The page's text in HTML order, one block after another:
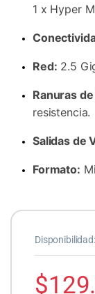
1 x Hyper
Red: 2.5
Ranuras
resistencia.
Salidas de
Formato:
Disponibilidad:
$